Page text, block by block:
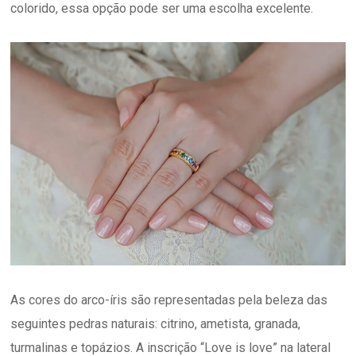
colorido, essa opção pode ser uma escolha excelente.
As cores do arco-íris são representadas pela beleza das
seguintes pedras naturais: citrino, ametista, granada,
turmalinas e topázios. A inscrição “Love is love” na lateral